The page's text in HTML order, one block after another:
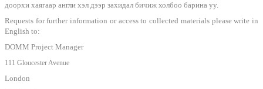
доорхи хаягаар англи хэл дээр захидал бичиж холбоо барина уу.
Requests for further information or access to collected materials please write in
English to:
DOMM Project Manager
111 Gloucester Avenue
London